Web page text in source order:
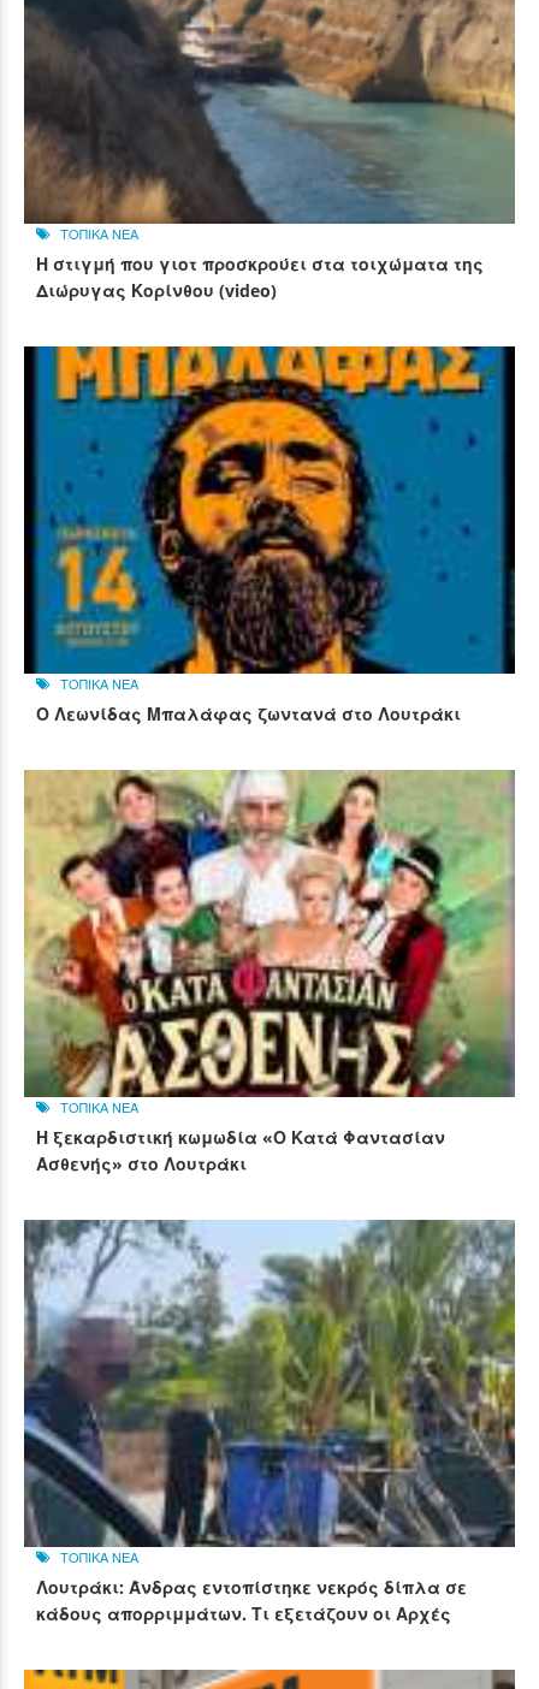
ΤΟΠΙΚΑ ΝΕΑ
Η στιγμή που γιοτ προσκρούει στα τοιχώματα της
Διώρυγας Κορίνθου (video)
ΤΟΠΙΚΑ ΝΕΑ
Ο Λεωνίδας Μπαλάφας ζωντανά στο Λουτράκι
ΤΟΠΙΚΑ ΝΕΑ
Η ξεκαρδιστική κωμωδία «Ο Κατά Φαντασίαν
Ασθενής» στο Λουτράκι
ΤΟΠΙΚΑ ΝΕΑ
Λουτράκι: Άνδρας εντοπίστηκε νεκρός δίπλα σε
κάδους απορριμμάτων. Τι εξετάζουν οι Αρχές